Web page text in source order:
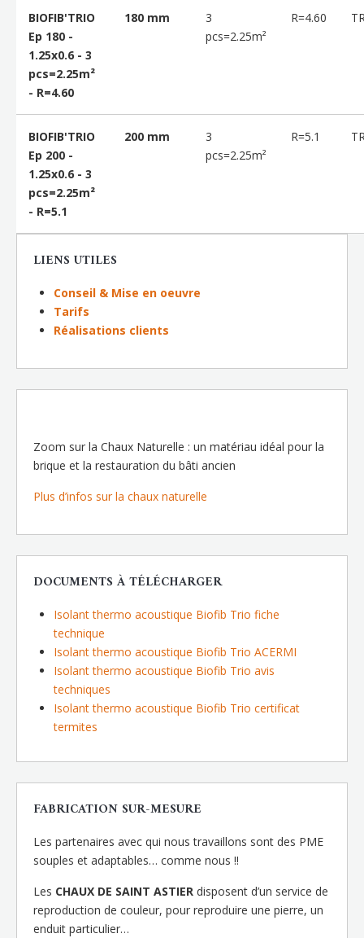
BIOFIB'TRIO
Ep 180 -
1.25x0.6 - 3
pcs=2.25m²
- R=4.60
180 mm
3
pcs=2.25m²
R=4.60
BIOFIB'TRIO
Ep 200 -
1.25x0.6 - 3
pcs=2.25m²
- R=5.1
200 mm
3
pcs=2.25m²
R=5.1
LIENS UTILES
Conseil & Mise en oeuvre
Tarifs
Réalisations clients
Zoom sur la Chaux Naturelle : un matériau idéal pour la
brique et la restauration du bâti ancien
Plus d’infos sur la chaux naturelle
DOCUMENTS À TÉLÉCHARGER
Isolant thermo acoustique Biofib Trio fiche
technique
Isolant thermo acoustique Biofib Trio ACERMI
Isolant thermo acoustique Biofib Trio avis
techniques
Isolant thermo acoustique Biofib Trio certificat
termites
FABRICATION SUR-MESURE
Les partenaires avec qui nous travaillons sont des PME
souples et adaptables… comme nous !!
Les CHAUX DE SAINT ASTIER disposent d’un service de
reproduction de couleur, pour reproduire une pierre, un
enduit particulier…